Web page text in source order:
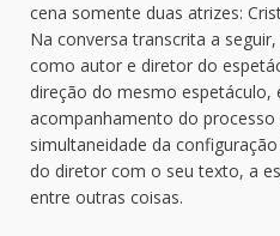
cena somente duas atrizes:
Na conversa transcrita a
como autor e diretor do
direção do mesmo espetáculo,
acompanhamento do
simultaneidade da
do diretor com o seu texto, a
entre outras coisas.